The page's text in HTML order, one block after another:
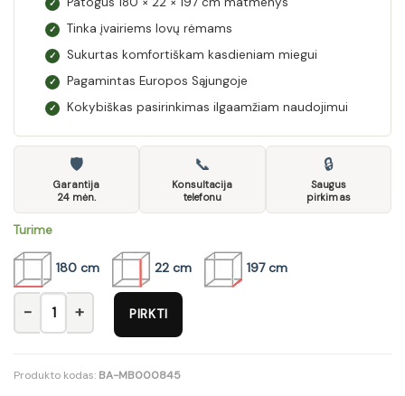
✓
✓ Tinka įvairiems lovų rėmams
✓ Sukurtas komfortiškam kasdieniam miegui
✓ Pagamintas Europos Sąjungoje
✓ Kokybiškas pasirinkimas ilgaamžiam naudojimui
🛡
Garantija
24 mėn.
📞
Konsultacija
telefonu
🔒
Saugus
pirkimas
Turime
180 cm 22 cm 197 cm
produkto kiekis: Čiužinys MB000845
PIRKTI
Produkto kodas: BA-MB000845